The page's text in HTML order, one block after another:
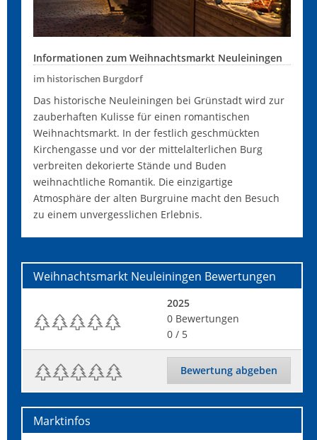
Informationen zum Weihnachtsmarkt Neuleiningen
im historischen Burgdorf
Das historische Neuleiningen bei Grünstadt wird zur
zauberhaften Kulisse für einen romantischen
Weihnachtsmarkt. In der festlich geschmückten
Kirchengasse und vor der mittelalterlichen Burg
verbreiten dekorierte Stände und Buden
weihnachtliche Romantik. Die einzigartige
Atmosphäre der alten Burgruine macht den Besuch
zu einem unvergesslichen Erlebnis.
Weihnachtsmarkt Neuleiningen Bewertungen
2025
0 Bewertungen
0 / 5
Bewertung abgeben
Marktinfos